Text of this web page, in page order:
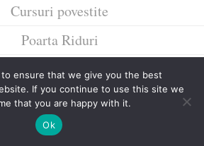
Cursuri povestite
Poarta Riduri
atenționare gramaticală
afective ale mele
Uncategorized
to ensure that we give you the best
If you continue to use this site we
that you are happy with it.
Ok